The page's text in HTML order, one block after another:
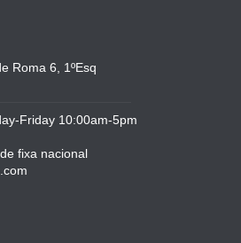
Roma 6, 1ºEsq
Friday 10:00am-5pm
fixa nacional